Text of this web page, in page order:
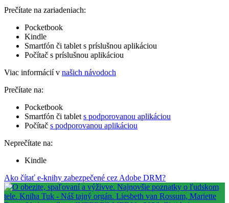
Prečítate na zariadeniach:
Pocketbook
Kindle
Smartfón či tablet s príslušnou aplikáciou
Počítač s príslušnou aplikáciou
Viac informácií v našich návodoch
Prečítate na:
Pocketbook
Smartfón či tablet s podporovanou aplikáciou
Počítač s podporovanou aplikáciou
Neprečítate na:
Kindle
Ako čítať e-knihy zabezpečené cez Adobe DRM?